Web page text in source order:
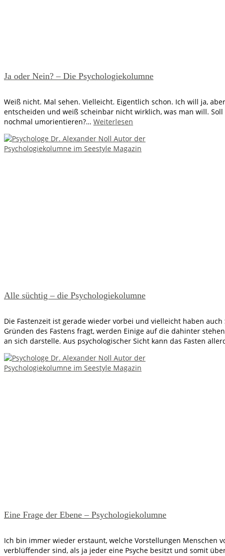
Ja oder Nein? – Die Psychologiekolumne
Weiß nicht. Mal sehen. Vielleicht. Eigentlich schon. Ich will ja,
entscheiden und weiß scheinbar nicht wirklich, was man will.
nochmal umorientieren?… Weiterlesen
Alle süchtig – die Psychologiekolumne
Die Fastenzeit ist gerade wieder vorbei und vielleicht haben
Gründen des Fastens fragt, werden Einige auf die dahinter
an sich darstelle. Aus psychologischer Sicht kann das Fasten
Eine Frage der Ebene – Psychologiekolumne
Ich bin immer wieder erstaunt, welche Vorstellungen Menschen
verblüffender sind, als ja jeder eine Psyche besitzt und somit